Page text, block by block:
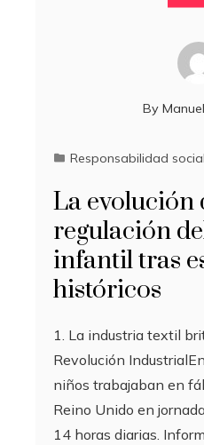
By
Responsabilidad social
La evolución
regulación
infantil tras
históricos
1. La industria textil
Revolución
niños trabajaban en
Reino Unido en
14 horas diarias.